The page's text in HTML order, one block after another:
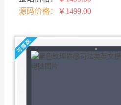
源码价格：
￥1499.00